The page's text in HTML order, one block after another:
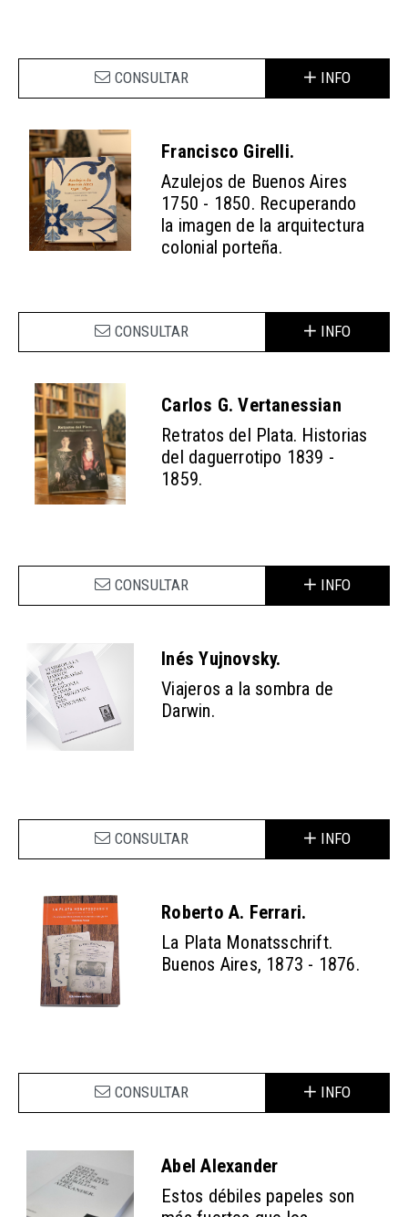
CONSULTAR INFO
Francisco Girelli.
Azulejos de Buenos Aires
1750 - 1850. Recuperando
la imagen de la arquitectura
colonial porteña.
CONSULTAR INFO
Carlos G. Vertanessian
Retratos del Plata. Historias
del daguerrotipo 1839 -
1859.
CONSULTAR INFO
Inés Yujnovsky.
Viajeros a la sombra de
Darwin.
CONSULTAR INFO
Roberto A. Ferrari.
La Plata Monatsschrift.
Buenos Aires, 1873 - 1876.
CONSULTAR INFO
Abel Alexander
Estos débiles papeles son